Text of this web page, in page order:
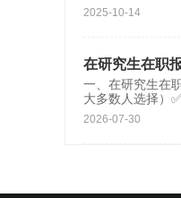
2025-10-14
在研究生在职
一、在研究生在
大多数人选择）
2026-07-30